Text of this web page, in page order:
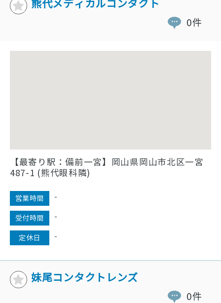
熊代メディカルコンタクト
0件
【最寄り駅：備前一宮】岡山県岡山市北区一宮
487-1 (熊代眼科隣)
営業時間 -
受付時間 -
定休日 -
妹尾コンタクトレンズ
0件